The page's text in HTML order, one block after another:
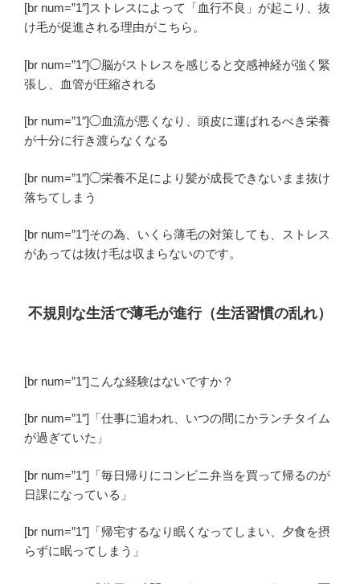
[br num=”1″]ストレスによって「血行不良」が起こり、抜
け毛が促進される理由がこちら。
[br num=”1″]◯脳がストレスを感じると交感神経が強く緊
張し、血管が圧縮される
[br num=”1″]◯血流が悪くなり、頭皮に運ばれるべき栄養
が十分に行き渡らなくなる
[br num=”1″]◯栄養不足により髪が成長できないまま抜け
落ちてしまう
[br num=”1″]その為、いくら薄毛の対策しても、ストレス
があっては抜け毛は収まらないのです。
不規則な生活で薄毛が進行（生活習慣の乱れ）
[br num=”1″]こんな経験はないですか？
[br num=”1″]「仕事に追われ、いつの間にかランチタイム
が過ぎていた」
[br num=”1″]「毎日帰りにコンビニ弁当を買って帰るのが
日課になっている」
[br num=”1″]「帰宅するなり眠くなってしまい、夕食を摂
らずに眠ってしまう」